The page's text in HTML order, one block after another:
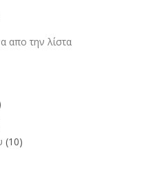
απο την λίστα
(10)